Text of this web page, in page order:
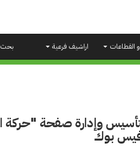
بحث
القطاعات اراشيف فرعية
بتأسيس وإدارة صفحة
فيس بوك